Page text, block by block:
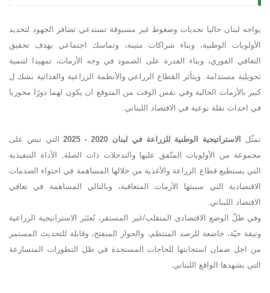
يواجه لبنان حاليا تحديات وضغوط غير مسبوقة تستدعي تضافر الجهود لتحديد
الأولويات الوطنية، وبناء شراكات متينة، وتماسك اجتماعي بهدف تحقيق
التعافي الفوري، وبناء القدرة على الصمود في وجه الأزمات، تمهيدا لتنمية
تحويلية مستدامة. ويتأثر القطاع الزراعي والأنظمة الزراعية والغذائية بشك ل
كبير بالأزمات الحالية وفي نفس الوقت من المتوقع ان يكون لهما دورًا محوريا
في احداث نقلة نوعية في الاقتصاد اللبناني.
تمثّل الاستراتيجية الوطنية للزراعة في لبنان 2020 - 2025
التي تنص على
مجموعة من الأولويات المتّفق عليها والتدخلات ذات الصلة, الأداة التنفيذية
التي يستطيع قطاع الزراعة والأغذية من خلالها المساهمة في احتواء الصدمات
الاقتصادية التي سببتها الأزمات المتعاقبة، وبالتالي المساهمة في تعافي
الاقتصاد اللبناني.
وفي ظلّ الوضع الاقتصادي المتقلب/غير المستقر، تُعتَبَر الاستراتيجية الزراعية
وثيقة حيّة، خاضعة للرصد المنتظم، والحوار المنفتح، وقابلة للتحديث المستمر
من اجل ضمان استجابتها للحاجات المستجدة في ظل التطورات المتسارعة
التي يشهدها الواقع اللبناني.